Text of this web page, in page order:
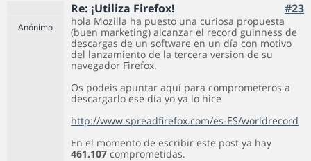
Re: ¡Utiliza Firefox! #23
Anónimo
hola Mozilla ha puesto una curiosa propuesta
(buen marketing) alcanzar el record guinness de
descargas de un software en un día con motivo
del lanzamiento de la tercera version de su
navegador Firefox.
Os podeis apuntar aquí para comprometeros a
descargarlo ese día yo ya lo hice
http://www.spreadfirefox.com/es-ES/worldrecord
En el momento de escribir este post ya hay
461.107 comprometidas.